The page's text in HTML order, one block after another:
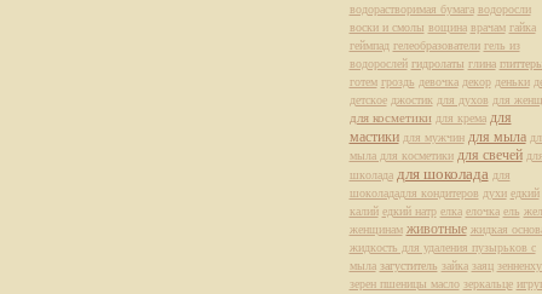
водорастворимая бумага водоросли
воски и смолы вощина врачам гайка
геймпад гелеобразователи гель из
водорослей гидролаты глина
готем гроздь девочка декор деньки
детское джостик для духов для
для косметики для крема для
мастики для мужчин для мыла
мыла для косметики для свечей
школада для шоколада для
шоколададля кондитеров духи едкий
калий едкий натр елка елочка ель
женщинам животные жидкая
жидкость для удаления пузырьков с
мыла загуститель зайка заяц
зерен пшеницы масло зеркальце